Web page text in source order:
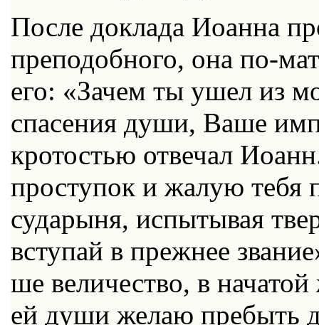
По­сле до­кла­да Иоан­на
пре­по­доб­но­го, она по-
его: «За­чем ты ушел из
спа­се­ния ду­ши, Ва­ше
кро­то­стью от­ве­чал
про­сту­пок и жа­лую те­бя
су­да­ры­ня, ис­пы­ты­вая
всту­пай в преж­нее
ше ве­ли­че­ство, в
ей ду­ши же­лаю пре­быть